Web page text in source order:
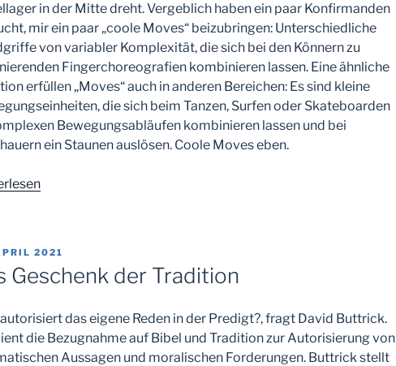
in der Mitte dreht. Vergeblich haben ein paar Konfirmanden
mir ein paar „coole Moves“ beizubringen: Unterschiedliche
von variabler Komplexität, die sich bei den Könnern zu
Fingerchoreografien kombinieren lassen. Eine ähnliche
erfüllen „Moves“ auch in anderen Bereichen: Es sind kleine
die sich beim Tanzen, Surfen oder Skateboarden
Bewegungsabläufen kombinieren lassen und bei
ein Staunen auslösen. Coole Moves eben.
2021
Geschenk der Tradition
das eigene Reden in der Predigt?, fragt David Buttrick.
die Bezugnahme auf Bibel und Tradition zur Autorisierung von
Aussagen und moralischen Forderungen. Buttrick stellt